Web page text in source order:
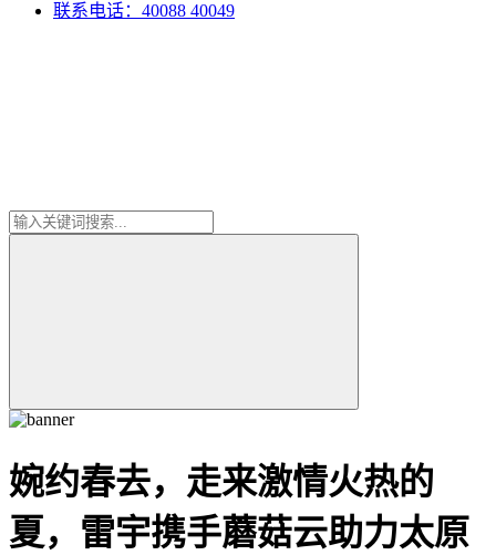
联系电话：40088 40049
婉约春去，走来激情火热的
夏，雷宇携手蘑菇云助力太原